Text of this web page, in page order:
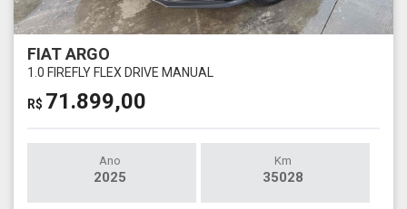
FIAT ARGO
1.0 FIREFLY FLEX DRIVE MANUAL
R$ 71.899,00
Ano
2025
Km
35028